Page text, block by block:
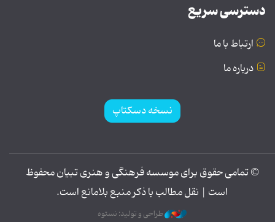
دسترسی سریع
ارتباط با ما
درباره ما
نسخه دسکتاپ
© تمامی حقوق برای موسسه فرهنگی و هنری تبیان محفوظ
است | نقل مطالب با ذکر منبع بلامانع است.
طراحی و تولید: نستوه